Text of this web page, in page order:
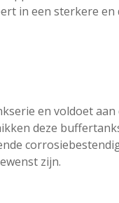
in een sterkere
en voldoet
deze
zijn.